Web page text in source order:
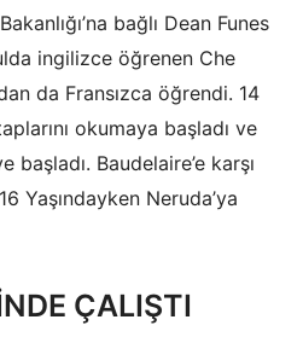
bağlı Dean Funes
ingilizce öğrenen Che
da Fransızca öğrendi. 14
okumaya başladı ve
başladı. Baudelaire’e karşı
Yaşındayken Neruda’ya
ÇALIŞTI